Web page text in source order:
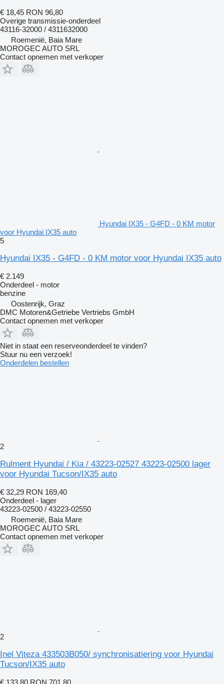
€ 18,45 RON 96,80
Overige transmissie-onderdeel
43116-32000 / 4311632000
Roemenië, Baia Mare
MOROGEC AUTO SRL
Contact opnemen met verkoper
Hyundai IX35 - G4FD - 0 KM motor
voor Hyundai IX35 auto
5
Hyundai IX35 - G4FD - 0 KM motor voor Hyundai IX35 auto
€ 2.149
Onderdeel - motor
benzine
Oostenrijk, Graz
DMC Motoren&Getriebe Vertriebs GmbH
Contact opnemen met verkoper
Niet in staat een reserveonderdeel te vinden?
Stuur nu een verzoek!
Onderdelen bestellen
2
Rulment Hyundai / Kia / 43223-02527 43223-02500 lager
voor Hyundai Tucson/IX35 auto
€ 32,29 RON 169,40
Onderdeel - lager
43223-02500 / 43223-02550
Roemenië, Baia Mare
MOROGEC AUTO SRL
Contact opnemen met verkoper
2
Inel Viteza 433503B050/ synchronisatiering voor Hyundai
Tucson/IX35 auto
€ 133,80 RON 701,80